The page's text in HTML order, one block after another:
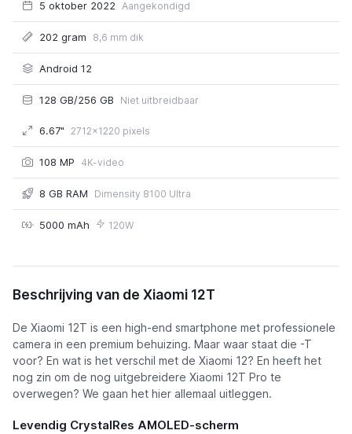
5 oktober 2022 Aangekondigd
202 gram 8,6 mm dik
Android 12
128 GB/256 GB Niet uitbreidbaar
6.67" 2712x1220 pixels
108 MP 4K-video
8 GB RAM Dimensity 8100 Ultra
5000 mAh 120W
Xiaomi 12T
Beschrijving van de Xiaomi 12T
De Xiaomi 12T is een high-end smartphone met professionele
camera in een premium behuizing. Maar waar staat die -T
voor? En wat is het verschil met de Xiaomi 12? En heeft het
nog zin om de nog uitgebreidere Xiaomi 12T Pro te
overwegen? We gaan het hier allemaal uitleggen.
Levendig CrystalRes AMOLED-scherm